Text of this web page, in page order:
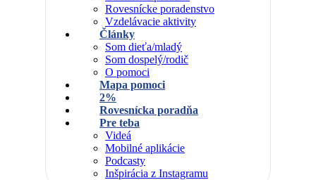
Rovesnícke poradenstvo
Vzdelávacie aktivity
Články
Som dieťa/mladý
Som dospelý/rodič
O pomoci
Mapa pomoci
2%
Rovesnícka poradňa
Pre teba
Videá
Mobilné aplikácie
Podcasty
Inšpirácia z Instagramu